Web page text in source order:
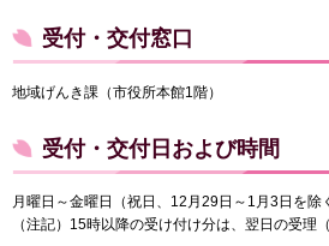
受付・交付窓口
地域げんき課（市役所本館1階）
受付・交付日および時間
月曜日～金曜日（祝日、12月29日～1月3日を除
（注記）15時以降の受け付け分は、翌日の受理